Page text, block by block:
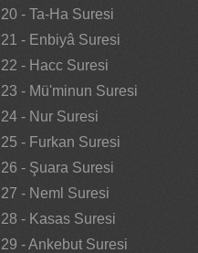
20 - Ta-Ha Suresi
21 - Enbiyâ Suresi
22 - Hacc Suresi
23 - Mü'minun Suresi
24 - Nur Suresi
25 - Furkan Suresi
26 - Şuara Suresi
27 - Neml Suresi
28 - Kasas Suresi
29 - Ankebut Suresi